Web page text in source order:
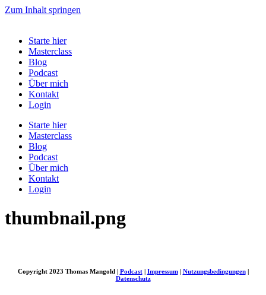
Zum Inhalt springen
Starte hier
Masterclass
Blog
Podcast
Über mich
Kontakt
Login
Starte hier
Masterclass
Blog
Podcast
Über mich
Kontakt
Login
thumbnail.png
Copyright 2023 Thomas Mangold | Podcast| Impressum| Nutzungsbedingungen|
Datenschutz